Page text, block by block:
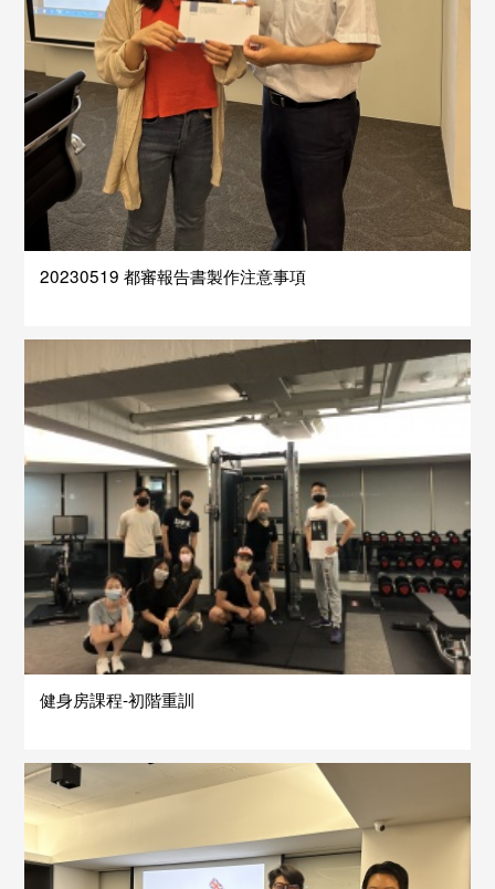
20230519 都審報告書製作注意事項
健身房課程-初階重訓